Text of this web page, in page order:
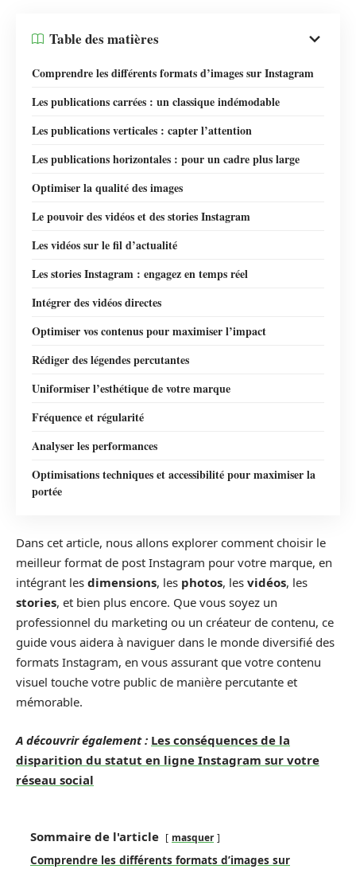
Table des matières
Comprendre les différents formats d’images sur Instagram
Les publications carrées : un classique indémodable
Les publications verticales : capter l’attention
Les publications horizontales : pour un cadre plus large
Optimiser la qualité des images
Le pouvoir des vidéos et des stories Instagram
Les vidéos sur le fil d’actualité
Les stories Instagram : engagez en temps réel
Intégrer des vidéos directes
Optimiser vos contenus pour maximiser l’impact
Rédiger des légendes percutantes
Uniformiser l’esthétique de votre marque
Fréquence et régularité
Analyser les performances
Optimisations techniques et accessibilité pour maximiser la
portée
Dans cet article, nous allons explorer comment choisir le
meilleur format de post Instagram pour votre marque, en
intégrant les dimensions, les photos, les vidéos, les
stories, et bien plus encore. Que vous soyez un
professionnel du marketing ou un créateur de contenu, ce
guide vous aidera à naviguer dans le monde diversifié des
formats Instagram, en vous assurant que votre contenu
visuel touche votre public de manière percutante et
mémorable.
A découvrir également : Les conséquences de la
disparition du statut en ligne Instagram sur votre
réseau social
Sommaire de l'article masquer
Comprendre les différents formats d’images sur